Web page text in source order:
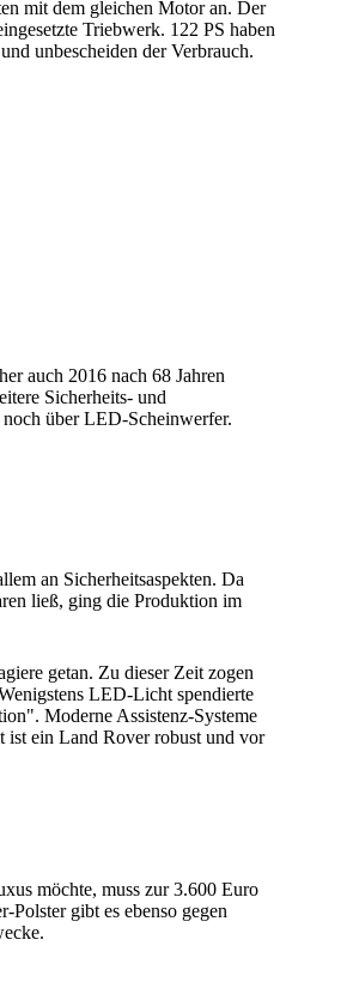
mit dem gleichen Motor an. Der
Triebwerk. 122 PS haben
unbescheiden der Verbrauch.
auch 2016 nach 68 Jahren
Sicherheits- und
über LED-Scheinwerfer.
an Sicherheitsaspekten. Da
ließ, ging die Produktion im
getan. Zu dieser Zeit zogen
LED-Licht spendierte
Moderne Assistenz-Systeme
ist ein Land Rover robust und vor
möchte, muss zur 3.600 Euro
gibt es ebenso gegen